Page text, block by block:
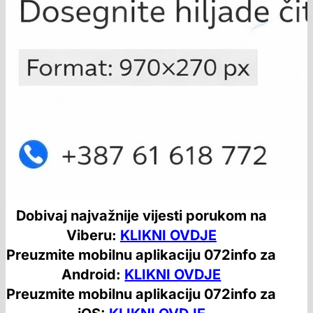
Dobivaj najvažnije vijesti porukom na
Viberu: KLIKNI OVDJE
Preuzmite mobilnu aplikaciju 072info za
Android: KLIKNI OVDJE
Preuzmite mobilnu aplikaciju 072info za